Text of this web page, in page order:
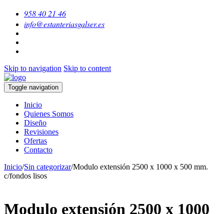
958 40 21 46
info@estanteriasgalser.es
Skip to navigation Skip to content
Toggle navigation
Inicio
Quienes Somos
Diseño
Revisiones
Ofertas
Contacto
Inicio/Sin categorizar/Modulo extensión 2500 x 1000 x 500 mm.
c/fondos lisos
Modulo extensión 2500 x 1000